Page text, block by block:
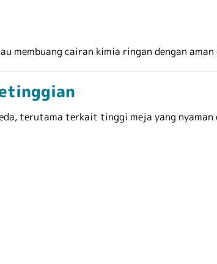
membuang cairan kimia ringan dengan aman
terutama terkait tinggi meja yang